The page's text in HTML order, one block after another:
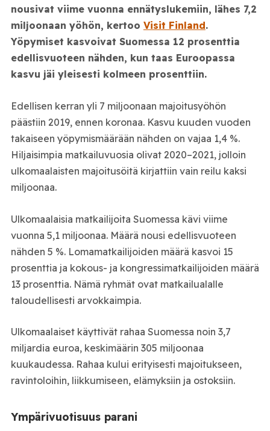
nousivat viime vuonna ennätyslukemiin, lähes 7,2
miljoonaan yöhön, kertoo Visit Finland.
Yöpymiset kasvoivat Suomessa 12 prosenttia
edellisvuoteen nähden, kun taas Euroopassa
kasvu jäi yleisesti kolmeen prosenttiin.
Edellisen kerran yli 7 miljoonaan majoitusyöhön
päästiin 2019, ennen koronaa. Kasvu kuuden vuoden
takaiseen yöpymismäärään nähden on vajaa 1,4 %.
Hiljaisimpia matkailuvuosia olivat 2020–2021, jolloin
ulkomaalaisten majoitusöitä kirjattiin vain reilu kaksi
miljoonaa.
Ulkomaalaisia matkailijoita Suomessa kävi viime
vuonna 5,1 miljoonaa. Määrä nousi edellisvuoteen
nähden 5 %. Lomamatkailijoiden määrä kasvoi 15
prosenttia ja kokous- ja kongressimatkailijoiden määrä
13 prosenttia. Nämä ryhmät ovat matkailualalle
taloudellisesti arvokkaimpia.
Ulkomaalaiset käyttivät rahaa Suomessa noin 3,7
miljardia euroa, keskimäärin 305 miljoonaa
kuukaudessa. Rahaa kului erityisesti majoitukseen,
ravintoloihin, liikkumiseen, elämyksiin ja ostoksiin.
Ympärivuotisuus parani